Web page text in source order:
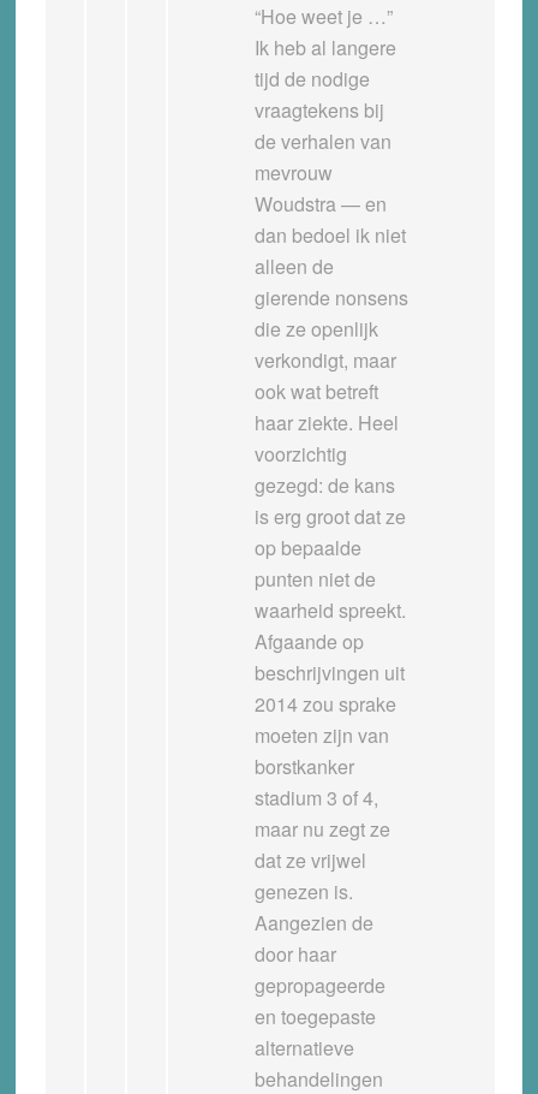
“Hoe weet je …”
Ik heb al langere
tijd de nodige
vraagtekens bij
de verhalen van
mevrouw
Woudstra — en
dan bedoel ik niet
alleen de
gierende nonsens
die ze openlijk
verkondigt, maar
ook wat betreft
haar ziekte. Heel
voorzichtig
gezegd: de kans
is erg groot dat ze
op bepaalde
punten niet de
waarheid spreekt.
Afgaande op
beschrijvingen uit
2014 zou sprake
moeten zijn van
borstkanker
stadium 3 of 4,
maar nu zegt ze
dat ze vrijwel
genezen is.
Aangezien de
door haar
gepropageerde
en toegepaste
alternatieve
behandelingen